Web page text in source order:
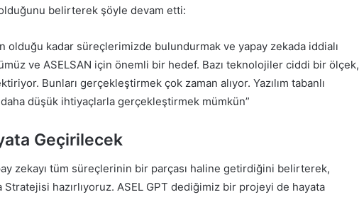
belirterek şöyle devam etti:
olduğu kadar süreçlerimizde bulundurmak ve yapay zekada iddialı
ve ASELSAN için önemli bir hedef. Bazı teknolojiler ciddi bir ölçek,
Bunları gerçekleştirmek çok zaman alıyor. Yazılım tabanlı
düşük ihtiyaçlarla gerçekleştirmek mümkün”
Geçirilecek
zekayı tüm süreçlerinin bir parçası haline getirdiğini belirterek,
Stratejisi hazırlıyoruz. ASEL GPT dediğimiz bir projeyi de hayata